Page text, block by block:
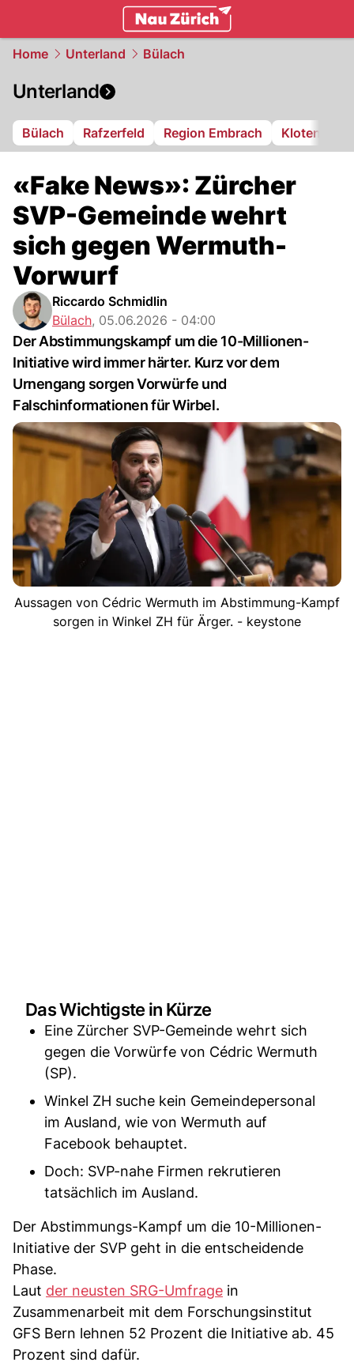
Home Unterland Bülach
Unterland
Bülach Rafzerfeld Region Embrach Kloten
«Fake News»: Zürcher
SVP-Gemeinde wehrt
sich gegen Wermuth-
Vorwurf
Riccardo Schmidlin
Bülach, 05.06.2026 - 04:00
Der Abstimmungskampf um die 10-Millionen-
Initiative wird immer härter. Kurz vor dem
Urnengang sorgen Vorwürfe und
Falschinformationen für Wirbel.
Aussagen von Cédric Wermuth im Abstimmung-Kampf
sorgen in Winkel ZH für Ärger. - keystone
Das Wichtigste in Kürze
Eine Zürcher SVP-Gemeinde wehrt sich
gegen die Vorwürfe von Cédric Wermuth
(SP).
Winkel ZH suche kein Gemeindepersonal
im Ausland, wie von Wermuth auf
Facebook behauptet.
Doch: SVP-nahe Firmen rekrutieren
tatsächlich im Ausland.
Der Abstimmungs-Kampf um die 10-Millionen-
Initiative der SVP geht in die entscheidende
Phase.
Laut der neusten SRG-Umfrage in
Zusammenarbeit mit dem Forschungsinstitut
GFS Bern lehnen 52 Prozent die Initiative ab. 45
Prozent sind dafür.